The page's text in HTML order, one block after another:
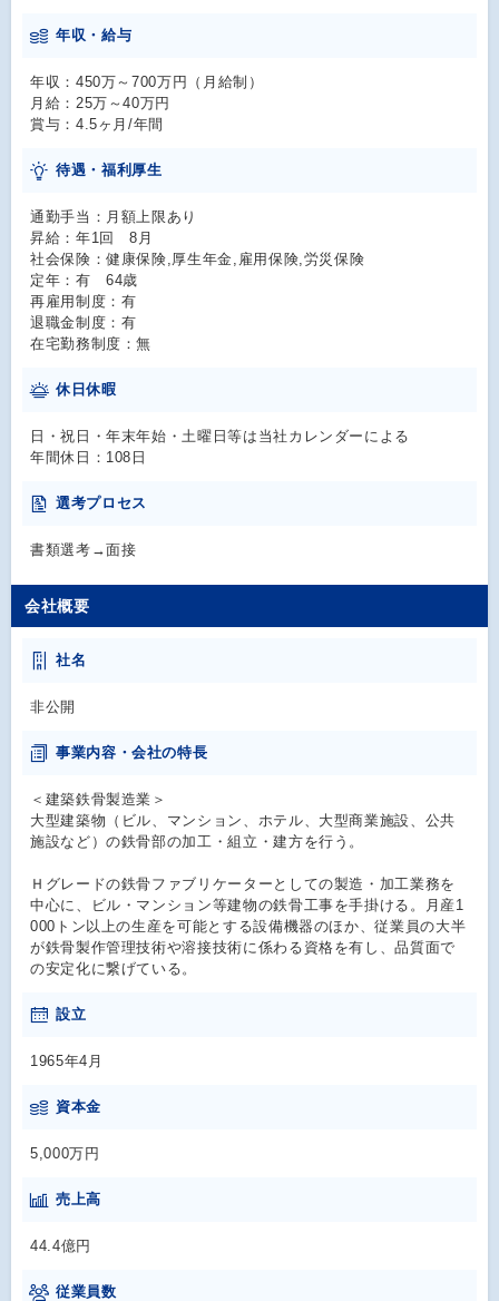
年収・給与
年収：450万～700万円（月給制）
月給：25万～40万円
賞与：4.5ヶ月/年間
待遇・福利厚生
通勤手当：月額上限あり
昇給：年1回 8月
社会保険：健康保険,厚生年金,雇用保険,労災保険
定年：有 64歳
再雇用制度：有
退職金制度：有
在宅勤務制度：無
休日休暇
日・祝日・年末年始・土曜日等は当社カレンダーによる
年間休日：108日
選考プロセス
書類選考→面接
会社概要
社名
非公開
事業内容・会社の特長
＜建築鉄骨製造業＞
大型建築物（ビル、マンション、ホテル、大型商業施設、公共
施設など）の鉄骨部の加工・組立・建方を行う。
Ｈグレードの鉄骨ファブリケーターとしての製造・加工業務を
中心に、ビル・マンション等建物の鉄骨工事を手掛ける。月産1
000トン以上の生産を可能とする設備機器のほか、従業員の大半
が鉄骨製作管理技術や溶接技術に係わる資格を有し、品質面で
の安定化に繋げている。
設立
1965年4月
資本金
5,000万円
売上高
44.4億円
従業員数